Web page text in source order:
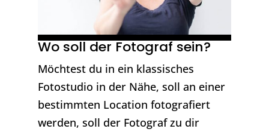
Wo soll der Fotograf sein?
Möchtest du in ein klassisches
Fotostudio in der Nähe, soll an einer
bestimmten Location fotografiert
werden, soll der Fotograf zu dir